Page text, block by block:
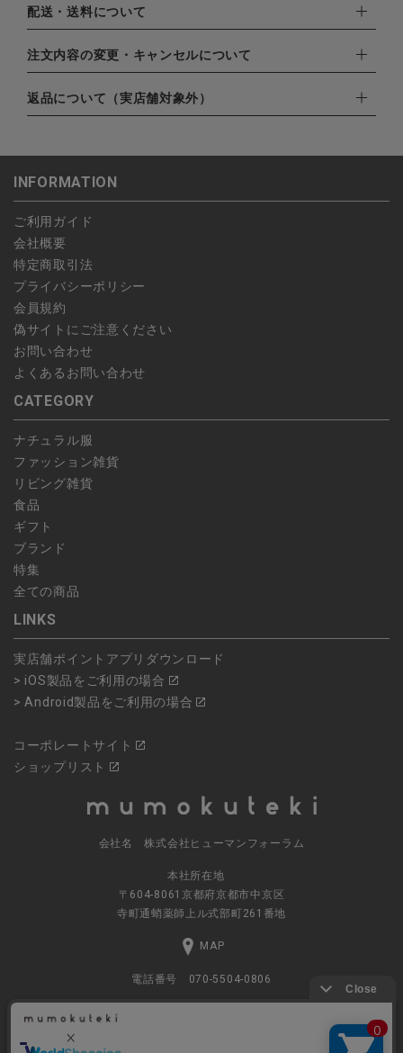
下記お支払い方法よりお選びいただけます。
・クレジットカード（VISA,mastercard,JCB,AMERICAN
EXPRESS,Diners Club）
・amazonペイメント
・楽天ペイ
・PayPay
配送・送料について
配達業者：日本郵便
北海道：1,400円
注文内容の変更・キャンセルについて
ご注文日当日から翌日のAM9:00までにご連絡頂いた場合はキャ
ンセルは可能です。
します。
予約商品など一部キャンセルが出来ない場合がございます。あら
かじめご了承ください。
返品について（実店舗対象外）
こちら よりご依頼ください。
INFORMATION
ご利用ガイド
会社概要
特定商取引法
プライバシーポリシー
会員規約
偽サイトにご注意ください
お問い合わせ
よくあるお問い合わせ
CATEGORY
ナチュラル服
ファッション雑貨
リビング雑貨
食品
ギフト
ブランド
特集
全ての商品
LINKS
実店舗ポイントアプリダウンロード
> iOS製品をご利用の場合
> Android製品をご利用の場合
コーポレートサイト
ショップリスト
会社名 株式会社ヒューマンフォーラム
本社所在地
〒604-8061京都府京都市中京区
寺町通蛸薬師上ル式部町261番地
MAP
電話番号 070-5504-0806